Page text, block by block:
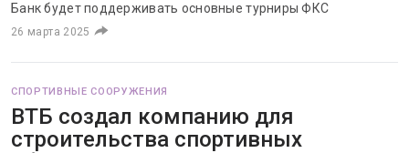
Банк будет поддерживать основные турниры ФКС
26 марта 2025
СПОРТИВНЫЕ СООРУЖЕНИЯ
ВТБ создал компанию для
строительства спортивных